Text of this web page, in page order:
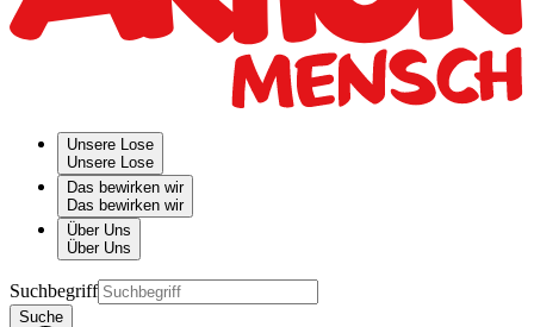
Unsere Lose
Unsere Lose
Das bewirken wir
Das bewirken wir
Über Uns
Über Uns
Suchbegriff
Suche